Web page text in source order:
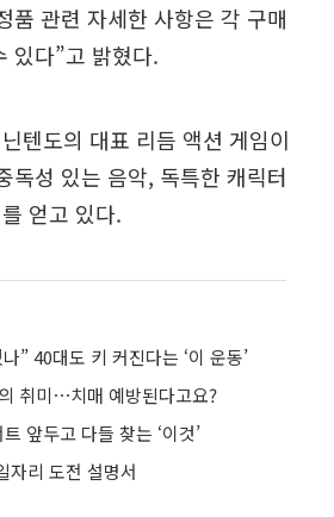
품 관련 자세한 사항은 각 구매
있다”고 밝혔다.
텐도의 대표 리듬 액션 게임이
독성 있는 음악, 독특한 캐릭터
얻고 있다.
” 40대도 키 커진다는 ‘이 운동’
취미⋯치매 예방된다고요?
앞두고 다들 찾는 ‘이것’
자리 도전 설명서